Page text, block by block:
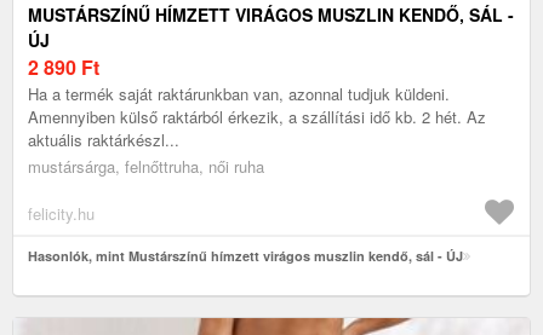
MUSTÁRSZÍNŰ HÍMZETT VIRÁGOS MUSZLIN KENDŐ, SÁL -
ÚJ
2 890 Ft
Ha a termék saját raktárunkban van, azonnal tudjuk küldeni.
Amennyiben külső raktárból érkezik, a szállítási idő kb. 2 hét. Az
aktuális raktárkészl...
mustársárga, felnőttruha, női ruha
felicity.hu
Hasonlók, mint Mustárszínű hímzett virágos muszlin kendő, sál - ÚJ